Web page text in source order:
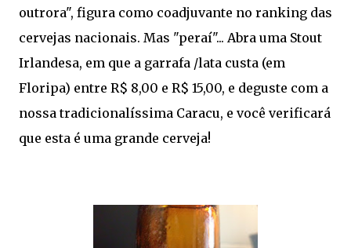
outrora", figura como coadjuvante no ranking das
cervejas nacionais. Mas "peraí"... Abra uma Stout
Irlandesa, em que a garrafa /lata custa (em
Floripa) entre R$ 8,00 e R$ 15,00, e deguste com a
nossa tradicionalíssima Caracu, e você verificará
que esta é uma grande cerveja!